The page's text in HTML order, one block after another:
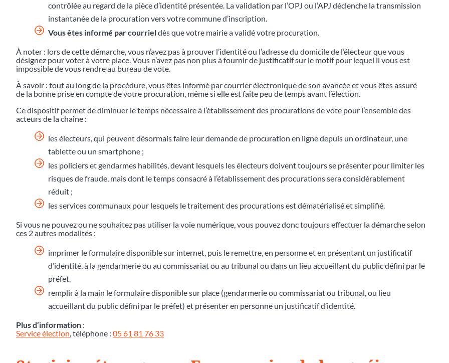
contrôlée au regard de la pièce d’identité présentée. La validation par l’OPJ ou l’APJ déclenche la transmission
instantanée de la procuration vers votre commune d’inscription.
Vous êtes informé par courrieldès que votre mairie a validé votre procuration.
À noter : lors de cette démarche, vous n’avez pas à prouver l’identité ou l’adresse du domicile de l’électeur que vous
désignez pour voter à votre place. Vous n’avez pas non plus à fournir de justificatif sur le motif pour lequel il vous est
impossible de vous rendre au bureau de vote.
À savoir : tout au long de la procédure, vous êtes informé par courrier électronique de son avancée et vous êtes assuré
de la bonne prise en compte de votre procuration, même si elle est faite peu de temps avant l’élection.
Ce dispositif permet de diminuer le temps nécessaire à l’établissement des procurations de vote pour l’ensemble des
acteurs de la chaîne :
les électeurs, qui peuvent désormais faire leur demande de procuration en ligne depuis un ordinateur, une
tablette ou un smartphone ;
les policiers et gendarmes habilités, devant lesquels les électeurs doivent toujours se présenter pour limiter les
risques de fraude, mais dont le temps consacré à l’établissement des procurations sera considérablement
réduit ;
les services communaux pour lesquels le traitement des procurations est dématérialisé et simplifié.
Si vous ne pouvez ou ne souhaitez pas utiliser la voie numérique, vous pouvez donc toujours effectuer la démarche selon
ces 2 autres modalités :
imprimer le formulaire disponible sur internet, puis le remettre, en personne et en présentant un justificatif
d’identité, à la gendarmerie ou au commissariat ou au tribunal ou dans un lieu accueillant du public défini par le
préfet.
remplir à la main le formulaire disponible sur place (gendarmerie ou commissariat ou tribunal, ou lieu
accueillant du public défini par le préfet) et présenter en personne un justificatif d’identité.
Plus d’information :
Service élection, téléphone : 05 61 81 76 33